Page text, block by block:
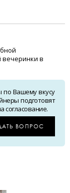
вечеринки в
по Вашему вкусу
подготовят
согласование.
ВОПРОС